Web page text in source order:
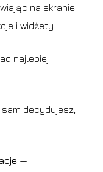
na ekranie
i widżety.
najlepiej
decydujesz,
—